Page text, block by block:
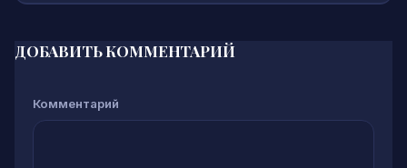
ДОБАВИТЬ КОММЕНТАРИЙ
Комментарий